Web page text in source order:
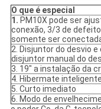
O que é especial
1. PM10X pode ser
conexão, 3/3 de
somente ser
2. Disjuntor do desvio
disjuntor manual do
3. 19" a instalação da
4. Hibermate inteligente
5. Curto imediato
6. Modo de